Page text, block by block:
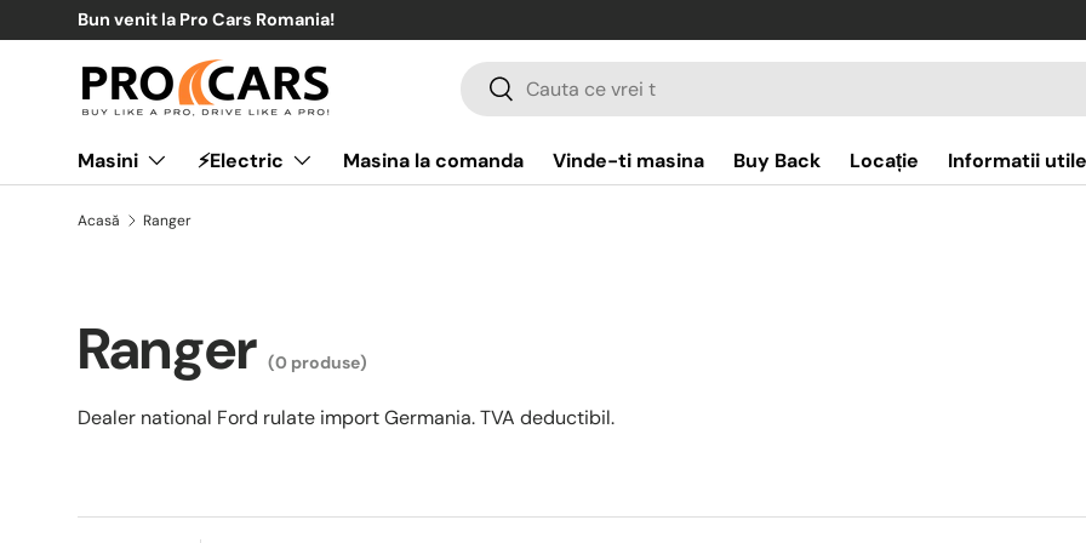
Sari la conținut
Bun venit la Pro Cars Romania!
Căutare
Căutare
Masini ⚡Electric Masina la comanda Vinde-ti masina Buy Back Locație Informatii utile
Acasă Ranger
Ranger (0 produse)
Dealer national Ford rulate import Germania. TVA deductibil.